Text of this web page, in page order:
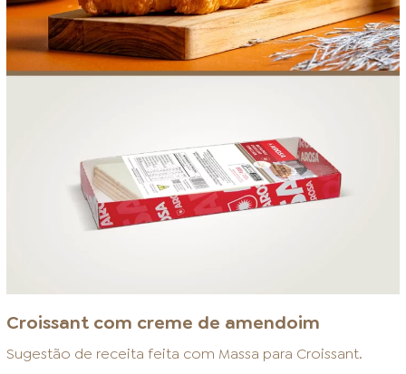
Croissant com creme de amendoim
Sugestão de receita feita com Massa para Croissant.